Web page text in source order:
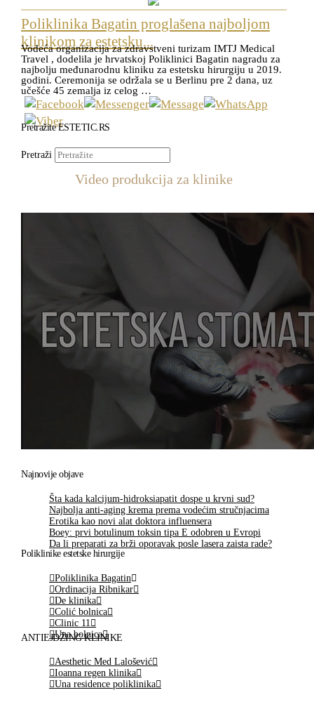
Poliklinika Bagatin proglašena najboljom
klinikom za estetsku...
Vodeća organizacija za zdravstveni turizam IMTJ Medical
Travel , dodelila je hrvatskoj Poliklinici Bagatin nagradu za
najbolju međunarodnu kliniku za estetsku hirurgiju u 2019.
godini. Ceremonija se održala se u Berlinu pre 2 dana, uz
učešće 45 zemalja iz celog …
Pretražite ESTETIC.RS
Pretraži
Video produkcija za klinike
Najnovije objave
Šta kada kalcijum-hidroksiapatit dospe u krvni sud?
Najbolja anti-aging krema prema vodećim stručnjacima
Erotika kao novi alat doktora influensera
Boey: prvi botulinum toksin tipa E odobren u Evropi
Da li preparati za brži oporavak posle lasera zaista rade?
Poliklinike estetske hirurgije
Poliklinika Bagatin
Ordinacija Ribnikar
De klinika
Colić bolnica
Clinic 11
Una bolnica
ANTIEJDŽING KLINIKE
Aesthetic Med Lalošević
Ioanna regen klinika
Una residence poliklinika